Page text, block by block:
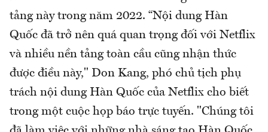
tảng này trong năm 2022. “Nội dung Hàn
Quốc đã trở nên quá quan trọng đối với Netflix
và nhiều nền tảng toàn cầu cũng nhận thức
được điều này," Don Kang, phó chủ tịch phụ
trách nội dung Hàn Quốc của Netflix cho biết
trong một cuộc họp báo trực tuyến. "Chúng tôi